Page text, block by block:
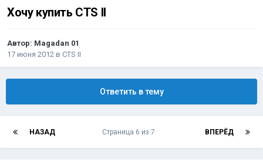
Хочу купить CTS II
Автор: Magadan 01
17 июня 2012 в CTS II
Ответить в тему
НАЗАД ВПЕРЁД
Страница 6 из 7